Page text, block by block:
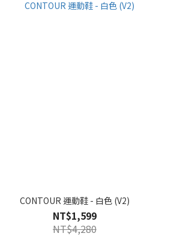
CONTOUR 運動鞋 - 白色 (V2)
NT$1,599
NT$4,280